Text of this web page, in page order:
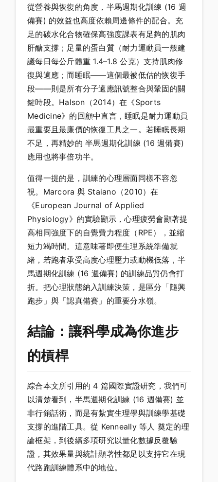
從營養與恢復的角度，半馬週期化訓練 (16 週
備賽) 的效益也高度依賴周邊條件的配合。充
足的碳水化合物確保高強度課表有足夠的肌肉
肝醣支撐；足量的蛋白質（耐力運動員一般建
議每日每公斤體重 1.4–1.8 公克）支持肌肉修
復與適應；而睡眠——這個最被低估的恢復手
段——則是所有分子適應訊號整合與鞏固的關
鍵時段。Halson（2014）在《Sports
Medicine》的回顧中直言，睡眠是耐力運動員
最重要且最廉價的恢復工具之一。若睡眠長期
不足，再精妙的 半馬週期化訓練 (16 週備賽)
應用也將事倍功半。
值得一提的是，訓練的心理層面同樣不容忽
視。Marcora 與 Staiano（2010）在
《European Journal of Applied
Physiology》的實驗顯示，心理疲勞會顯著提
高相同強度下的自覺費力程度（RPE），並縮
短力竭時間。這意味著即便生理系統準備就
緒，若跑者承受高度心理壓力或動機低落，半
馬週期化訓練 (16 週備賽) 的訓練品質仍會打
折。把心理狀態納入訓練決策，是區分「隨興
跑步」與「認真備賽」的重要分水嶺。
結論：讓科學成為你進步
的槓桿
綜合本文所引用的 4 篇國際實證研究，我們可
以清楚看到，半馬週期化訓練 (16 週備賽) 並
非行銷話術，而是有紮實生理學與訓練學基礎
支撐的進階工具。從 Kenneally 等人 奠定的理
論框架，到後續多項研究以量化數據反覆驗
證，其效果量與統計顯著性都足以支持它在現
代路跑訓練體系中的地位。